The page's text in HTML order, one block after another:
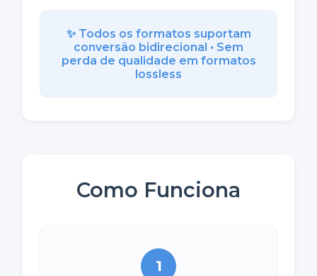
✨ Todos os formatos suportam
conversão bidirecional • Sem
perda de qualidade em formatos
lossless
Como Funciona
1